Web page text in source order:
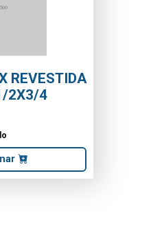
INTERIOR
P/CALHA 60X60
IVA Incluído